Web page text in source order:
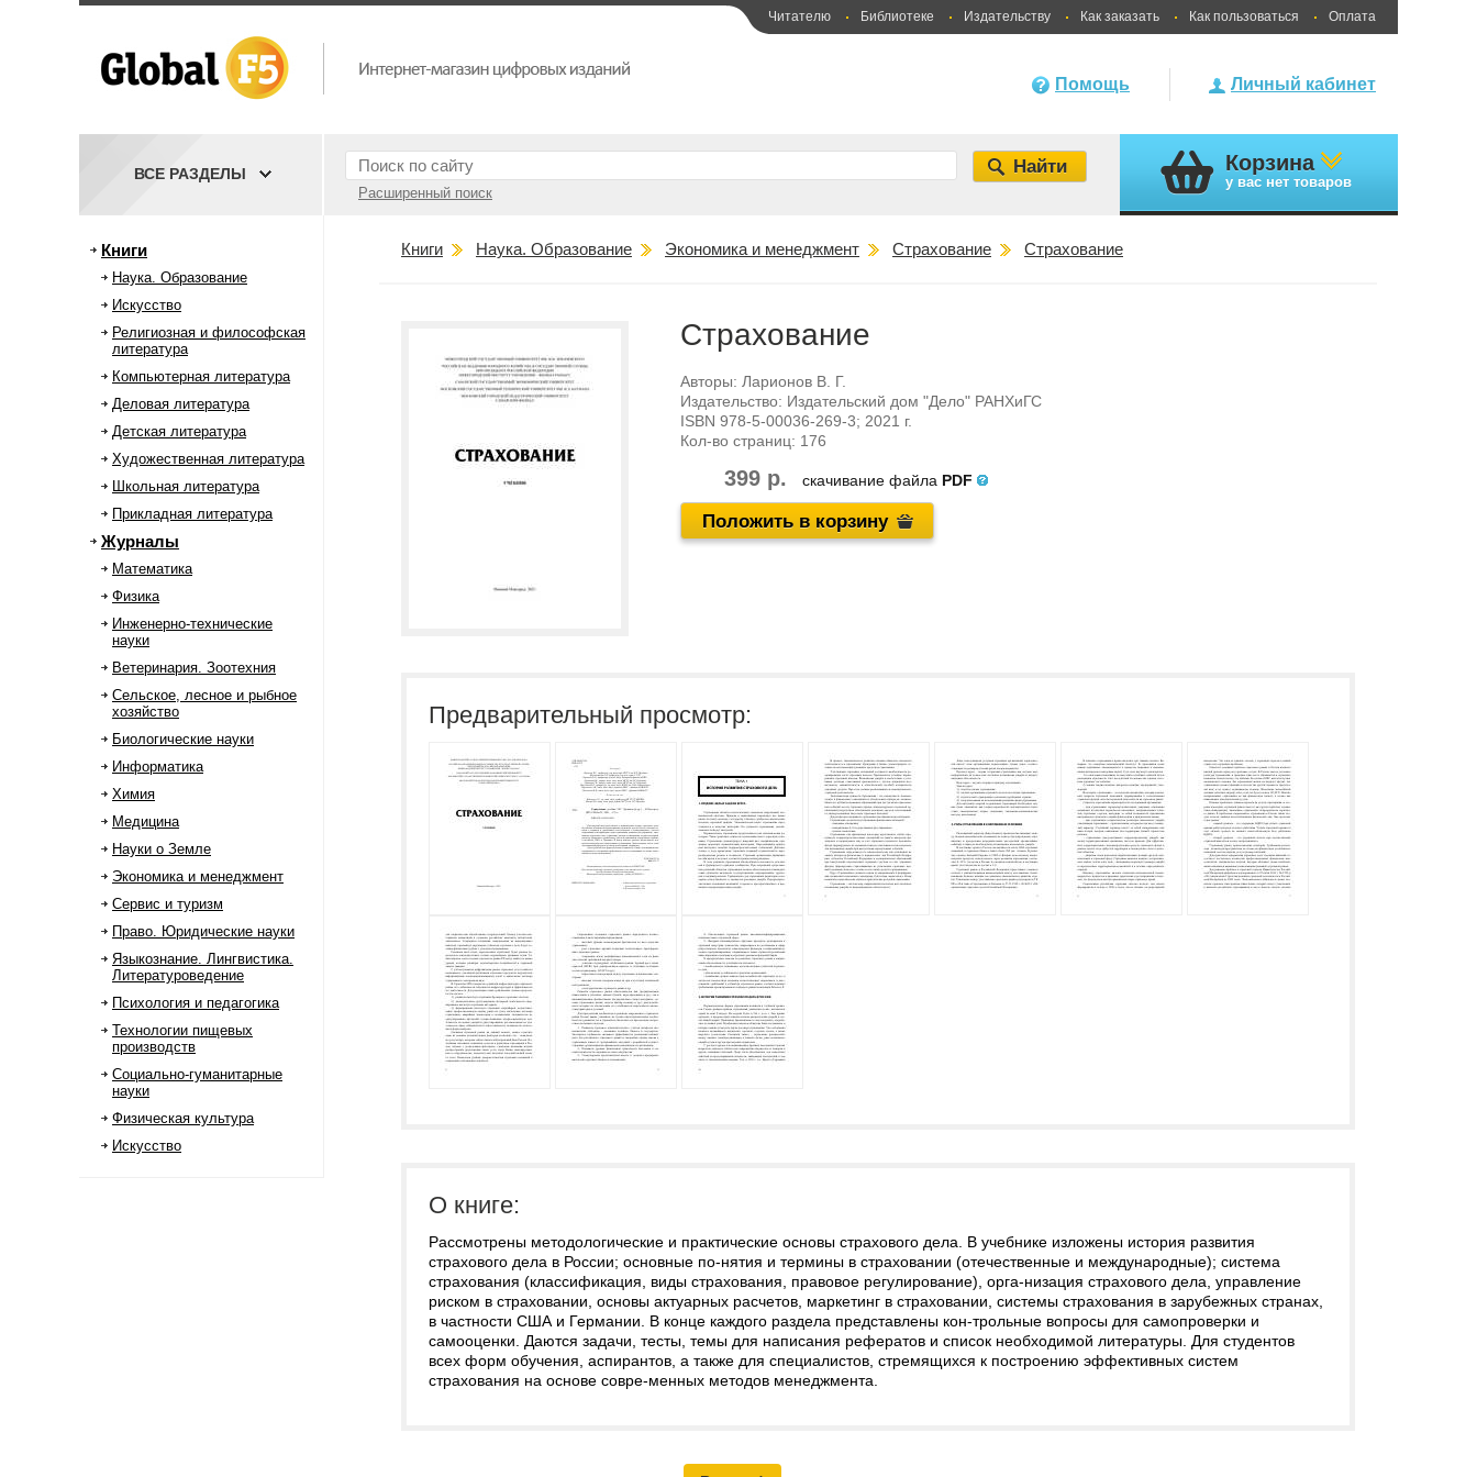
Читателю Библиотеке Издательству Как заказать Как пользоваться Оплата
Личный кабинет
Помощь
Расширенный поиск
ВСЕ РАЗДЕЛЫ Корзина
у вас нет товаров
Книги
Наука. Образование
Искусство
Религиозная и философская
литература
Компьютерная литература
Деловая литература
Детская литература
Художественная литература
Школьная литература
Прикладная литература
Журналы
Математика
Физика
Инженерно-технические
науки
Ветеринария. Зоотехния
Сельское, лесное и рыбное
хозяйство
Биологические науки
Информатика
Химия
Медицина
Науки о Земле
Экономика и менеджмент
Сервис и туризм
Право. Юридические науки
Языкознание. Лингвистика.
Литературоведение
Психология и педагогика
Технологии пищевых
производств
Социально-гуманитарные
науки
Физическая культура
Искусство
Книги Наука. Образование Экономика и менеджмент Страхование Страхование
Страхование
Авторы: Ларионов В. Г.
Издательство: Издательский дом "Дело" РАНХиГС
ISBN 978-5-00036-269-3; 2021 г.
Кол-во страниц: 176
399 р. скачивание файла PDF
Положить в корзину
Предварительный просмотр:
О книге:
Рассмотрены методологические и практические основы страхового дела. В учебнике изложены история развития
страхового дела в России; основные по-нятия и термины в страховании (отечественные и международные); система
страхования (классификация, виды страхования, правовое регулирование), орга-низация страхового дела, управление
риском в страховании, основы актуарных расчетов, маркетинг в страховании, системы страхования в зарубежных странах,
в частности США и Германии. В конце каждого раздела представлены кон-трольные вопросы для самопроверки и
самооценки. Даются задачи, тесты, темы для написания рефератов и список необходимой литературы. Для студентов
всех форм обучения, аспирантов, а также для специалистов, стремящихся к построению эффективных систем
страхования на основе совре-менных методов менеджмента.